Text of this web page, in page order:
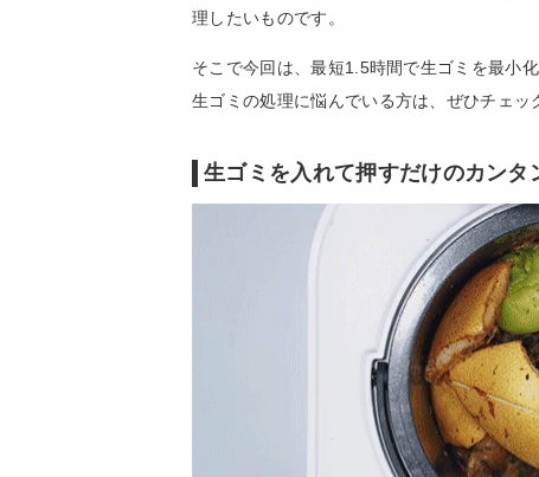
理したいものです。
そこで今回は、最短1.5時間で生ゴミを最小
生ゴミの処理に悩んでいる方は、ぜひチェッ
生ゴミを入れて押すだけのカンタ